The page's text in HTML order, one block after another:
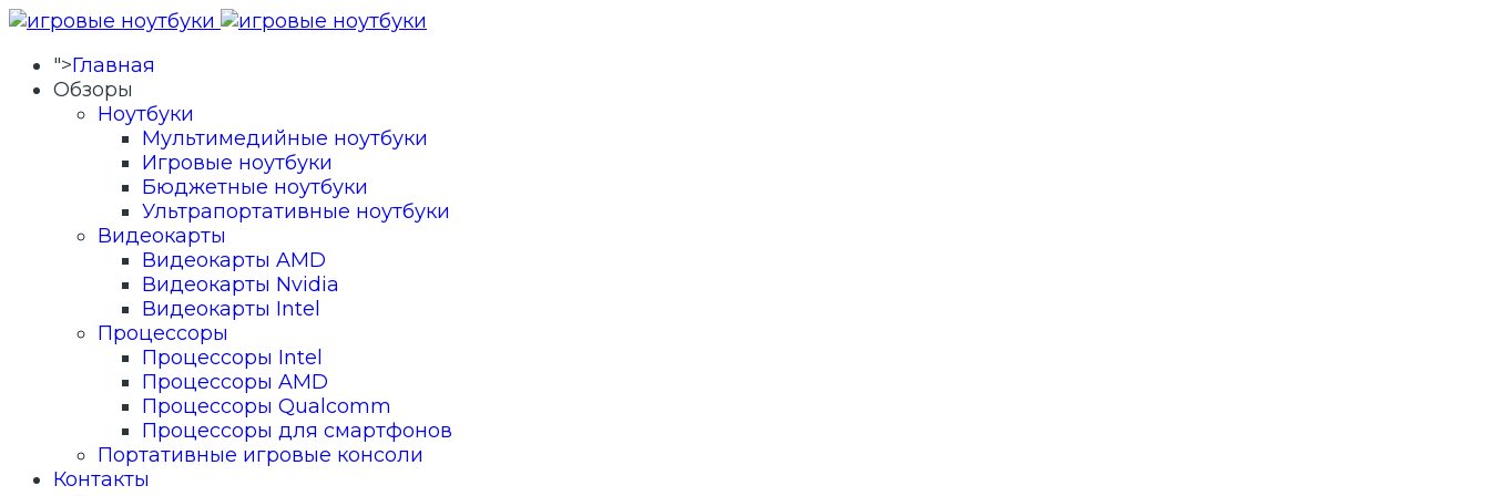
">Главная
Обзоры
Ноутбуки
Мультимедийные ноутбуки
Игровые ноутбуки
Бюджетные ноутбуки
Ультрапортативные ноутбуки
Видеокарты
Видеокарты AMD
Видеокарты Nvidia
Видеокарты Intel
Процессоры
Процессоры Intel
Процессоры AMD
Процессоры Qualcomm
Процессоры для смартфонов
Портативные игровые консоли
Контакты